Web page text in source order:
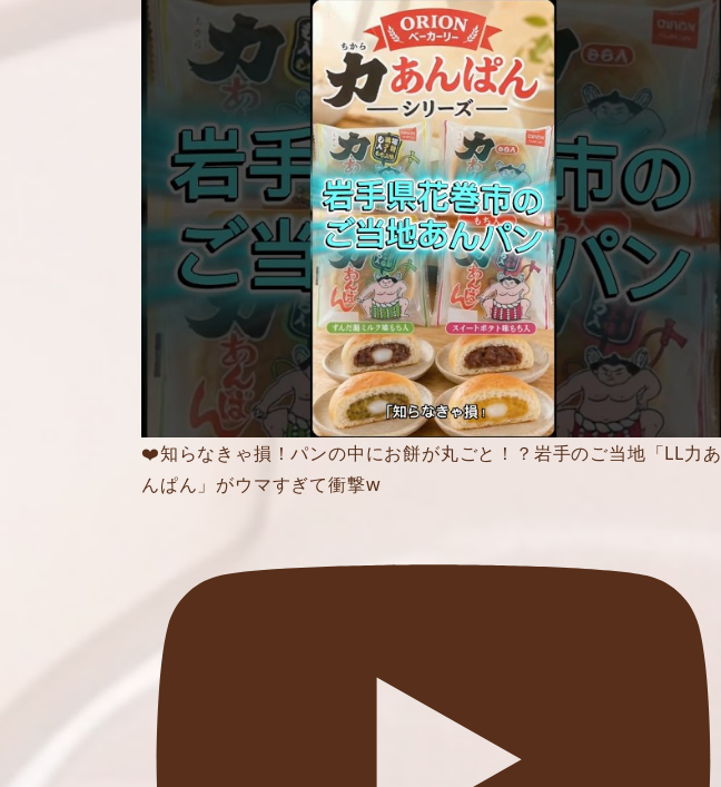
❤️知らなきゃ損！パンの中にお餅が丸ごと！？岩手のご当地「LL力あ
んぱん」がウマすぎて衝撃w